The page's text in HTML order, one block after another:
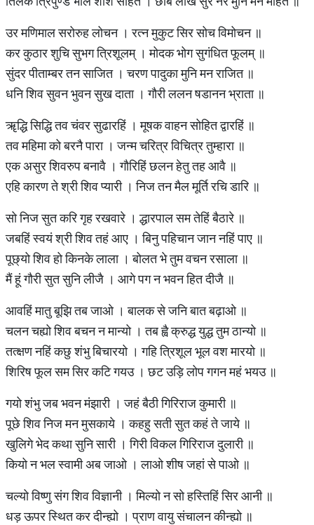
उर मणिमाल सरोरुह लोचन । रत्न मुकुट सिर सोच विमोचन ॥
कर कुठार शुचि सुभग त्रिशूलम् । मोदक भोग सुगंधित फूलम् ॥
सुंदर पीताम्बर तन साजित । चरण पादुका मुनि मन राजित ॥
धनि शिव सुवन भुवन सुख दाता । गौरी ललन षडानन भ्राता ॥
ॠद्धि सिद्धि तव चंवर सुढारहिं । मूषक वाहन सोहित द्वारहिं ॥
तव महिमा को बरनै पारा । जन्म चरित्र विचित्र तुम्हारा ॥
एक असुर शिवरुप बनावै । गौरिहिं छलन हेतु तह आवै ॥
एहि कारण ते श्री शिव प्यारी । निज तन मैल मूर्ति रचि डारि ॥
सो निज सुत करि गृह रखवारे । द्धारपाल सम तेहिं बैठारे ॥
जबहिं स्वयं श्री शिव तहं आए । बिनु पहिचान जान नहिं पाए ॥
पूछ्यो शिव हो किनके लाला । बोलत भे तुम वचन रसाला ॥
मैं हूं गौरी सुत सुनि लीजै । आगे पग न भवन हित दीजै ॥
आवहिं मातु बूझि तब जाओ । बालक से जनि बात बढ़ाओ ॥
चलन चह्यो शिव बचन न मान्यो । तब ह्वै क्रुद्ध युद्ध तुम ठान्यो ॥
तत्क्षण नहिं कछु शंभु बिचारयो । गहि त्रिशूल भूल वश मारयो ॥
शिरिष फूल सम सिर कटि गयउ । छट उड़ि लोप गगन महं भयउ ॥
गयो शंभु जब भवन मंझारी । जहं बैठी गिरिराज कुमारी ॥
पूछे शिव निज मन मुसकाये । कहहु सती सुत कहं ते जाये ॥
खुलिगे भेद कथा सुनि सारी । गिरी विकल गिरिराज दुलारी ॥
कियो न भल स्वामी अब जाओ । लाओ शीष जहां से पाओ ॥
चल्यो विष्णु संग शिव विज्ञानी । मिल्यो न सो हस्तिहिं सिर आनी ॥
धड़ ऊपर स्थित कर दीन्ह्यो । प्राण वायु संचालन कीन्ह्यो ॥